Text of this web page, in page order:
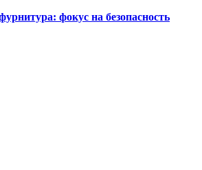
фокус на безопасность